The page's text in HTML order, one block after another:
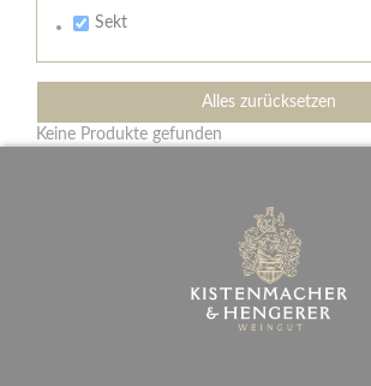
Sekt
Alles zurücksetzen
Keine Produkte gefunden